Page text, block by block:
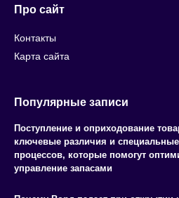
Про сайт
Контакты
Карта сайта
Популярные записи
Поступление и оприходование
ключевые различия и
процессов, которые помогут
управление запасами